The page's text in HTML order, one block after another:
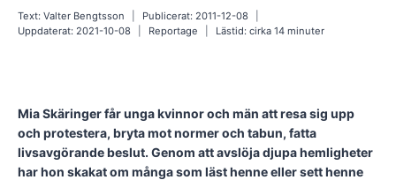
Text: Valter Bengtsson Publicerat: 2011-12-08
Uppdaterat: 2021-10-08 Reportage Lästid: cirka14minuter
Mia Skäringer får unga kvinnor och män att resa sig upp
och protestera, bryta mot normer och tabun, fatta
livsavgörande beslut. Genom att avslöja djupa hemligheter
har hon skakat om många som läst henne eller sett henne